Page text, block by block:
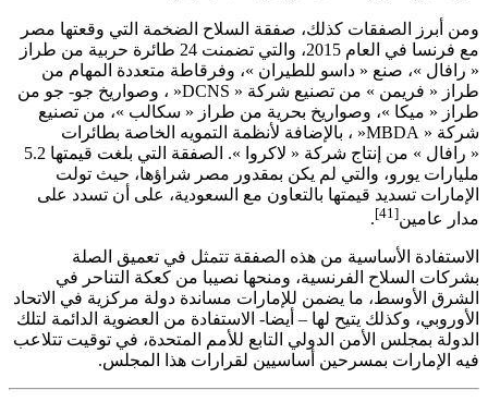
ومن أبرز الصفقات كذلك، صفقة السلاح الضخمة التي وقعتها مصر
مع فرنسا في العام 2015، والتي تضمنت 24 طائرة حربية من طراز
« رافال »، صنع « داسو للطيران »، وفرقاطة متعددة المهام من
طراز « فريمن » من تصنيع شركة « DCNS« ، وصواريخ جو- جو من
طراز « ميكا »، وصواريخ بحرية من طراز « سكالب »، من تصنيع
شركة « MBDA« ، بالإضافة لأنظمة التمويه الخاصة بطائرات
« رافال » من إنتاج شركة « لاكروا ». الصفقة التي بلغت قيمتها 5.2
مليارات يورو، والتي لم يكن بمقدور مصر شراؤها، حيث تولت
الإمارات تسديد قيمتها بالتعاون مع السعودية، على أن تسدد على
مدار عامين[41]
.
الاستفادة الأساسية من هذه الصفقة تتمثل في تعميق الصلة
بشركات السلاح الفرنسية، ومنحها نصيبا من كعكة التناحر في
الشرق الأوسط، ما يضمن للإمارات مساندة دولة مركزية في الاتحاد
الأوروبي، وكذلك يتيح لها – أيضا- الاستفادة من العضوية الدائمة لتلك
الدولة بمجلس الأمن الدولي التابع للأمم المتحدة، في توقيت تتلاعب
فيه الإمارات بمسرحين أساسيين لقرارات هذا المجلس.